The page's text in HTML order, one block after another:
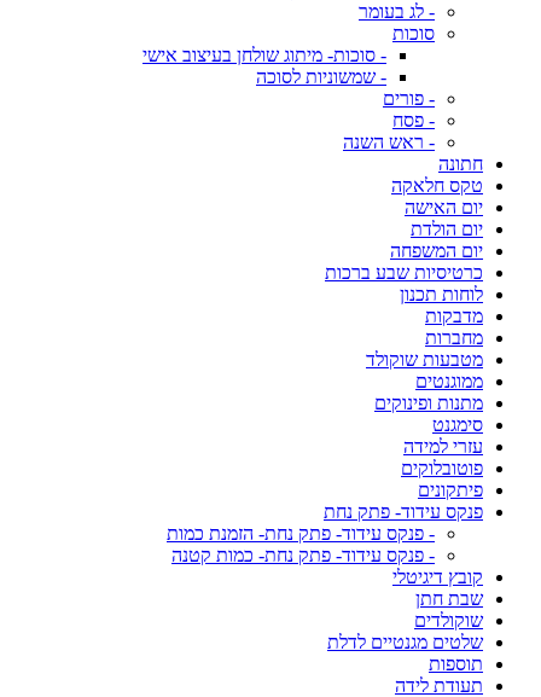
- לג בעומר
סוכות
- סוכות- מיתוג שולחן בעיצוב אישי
- שמשוניות לסוכה
- פורים
- פסח
- ראש השנה
חתונה
טקס חלאקה
יום האישה
יום הולדת
יום המשפחה
כרטיסיות שבע ברכות
לוחות תכנון
מדבקות
מחברות
מטבעות שוקולד
ממוגנטים
מתנות ופינוקים
סימגנט
עזרי למידה
פוטובלוקים
פיתקונים
פנקס עידוד- פתק נחת
- פנקס עידוד- פתק נחת- הזמנת כמות
- פנקס עידוד- פתק נחת- כמות קטנה
קובץ דיגיטלי
שבת חתן
שוקולדים
שלטים מגנטיים לדלת
תוספות
תעודת לידה